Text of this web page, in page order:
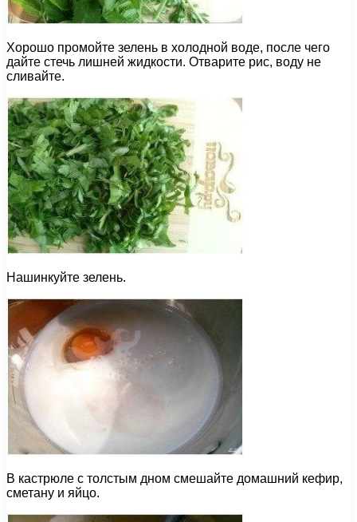
Хорошо промойте зелень в холодной воде, после чего
дайте стечь лишней жидкости. Отварите рис, воду не
сливайте.
Нашинкуйте зелень.
В кастрюле с толстым дном смешайте домашний кефир,
сметану и яйцо.